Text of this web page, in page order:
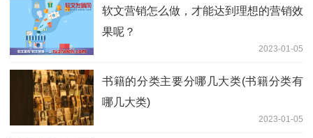
软文营销怎么做，才能达到理想的营销效
果呢？
2023-01-05
书籍的分类主要分哪几大类(书籍分类有
哪几大类)
2023-01-05